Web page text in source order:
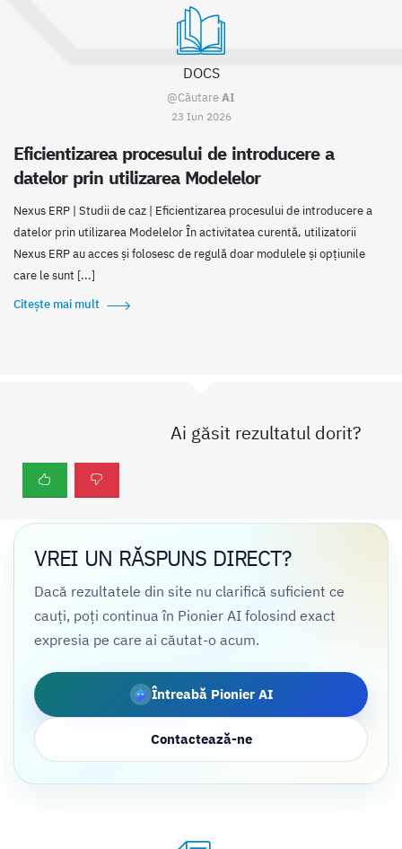
DOCS
@CăutareAI
23 Iun 2026
Eficientizarea procesului de introducere a
datelor prin utilizarea Modelelor
Nexus ERP | Studii de caz | Eficientizarea procesului de introducere a
datelor prin utilizarea Modelelor În activitatea curentă, utilizatorii
Nexus ERP au acces și folosesc de regulă doar modulele și opțiunile
care le sunt [...]
Citește mai mult
Ai găsit rezultatul dorit?
VREI UN RĂSPUNS DIRECT?
Dacă rezultatele din site nu clarifică suficient ce
cauți, poți continua în Pionier AI folosind exact
expresia pe care ai căutat-o acum.
Întreabă Pionier AI
Contactează-ne